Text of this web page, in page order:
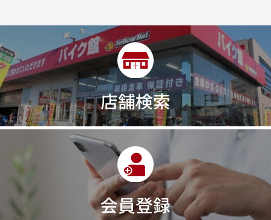
店舗検索
会員登録